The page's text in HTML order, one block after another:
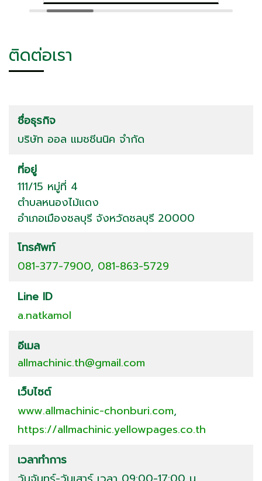
ติดต่อเรา
ชื่อธุรกิจ
บริษัท ออล แมชชีนนิค จำกัด
ที่อยู่
111/15 หมู่ที่ 4
ตำบลหนองไม้แดง
อำเภอเมืองชลบุรี จังหวัดชลบุรี 20000
โทรศัพท์
081-377-7900, 081-863-5729
Line ID
a.natkamol
อีเมล
allmachinic.th@gmail.com
เว็บไซต์
www.allmachinic-chonburi.com,
https://allmachinic.yellowpages.co.th
เวลาทำการ